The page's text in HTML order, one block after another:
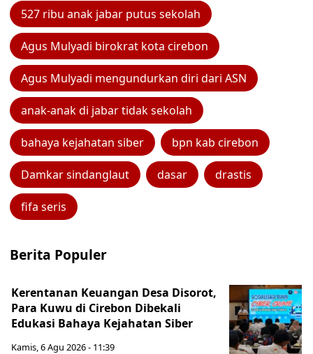
527 ribu anak jabar putus sekolah
Agus Mulyadi birokrat kota cirebon
Agus Mulyadi mengundurkan diri dari ASN
anak-anak di jabar tidak sekolah
bahaya kejahatan siber bpn kab cirebon
Damkar sindanglaut dasar drastis
fifa seris
Berita Populer
Kerentanan Keuangan Desa Disorot,
Para Kuwu di Cirebon Dibekali
Edukasi Bahaya Kejahatan Siber
Kamis, 6 Agu 2026 - 11:39